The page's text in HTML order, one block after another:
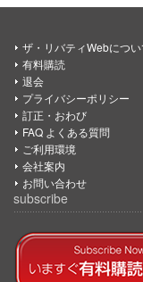
ザ・リバティWebについ
有料購読
退会
プライバシーポリシー
訂正・おわび
FAQ よくある質問
ご利用環境
会社案内
お問い合わせ
subscribe